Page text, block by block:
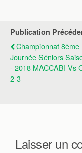
Publication
Championnat 8ème
Journée Séniors
- 2018 MACCABI Vs
2-3
Laisser un